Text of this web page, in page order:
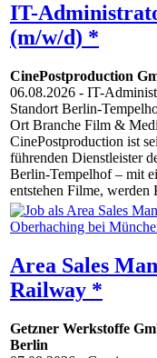
IT-
(m/w/d) *
CinePostproduction
06.08.2026 - IT-
Standort Berlin-
Ort Branche Film &
CinePostproduction ist
führenden Dienstleister
Berlin-Tempelhof – mit
entstehen Filme,
Area Sales
Railway *
Getzner Werkstoffe
Berlin